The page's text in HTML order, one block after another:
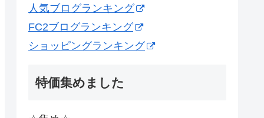
人気ブログランキング
FC2ブログランキング
ショッピングランキング
特価集めました